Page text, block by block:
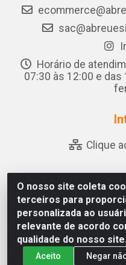
O nosso site coleta
terceiros para
personalizada ao
relevante de acordo
qualidade do nosso
Aceito Negar
Horário de
07:30 às 12:00 e
Clique
Abreu & Silva - Rua Padre
Olho D'Água das